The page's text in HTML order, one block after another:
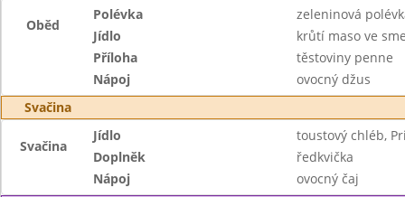
Oběd
Polévka
zeleninová
Jídlo
krůtí maso ve
Příloha
těstoviny penne
Nápoj
ovocný džus
Svačina
Svačina
Jídlo
toustový chléb,
Doplněk
ředkvička
Nápoj
ovocný čaj